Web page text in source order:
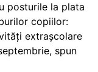
posturile la plata
copiilor:
extrașcolare
spun